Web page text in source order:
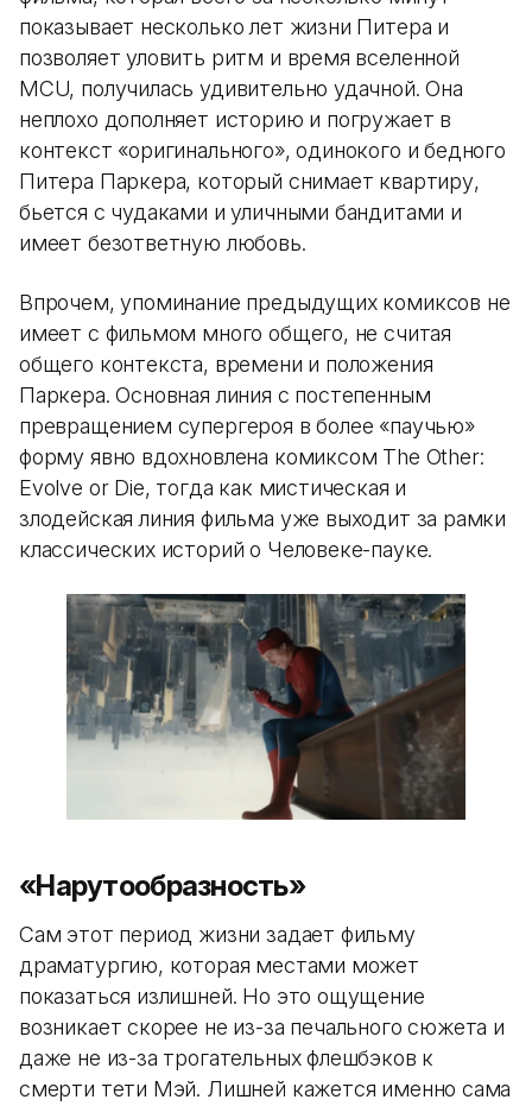
показывает несколько лет жизни Питера и
позволяет уловить ритм и время вселенной
MCU, получилась удивительно удачной. Она
неплохо дополняет историю и погружает в
контекст «оригинального», одинокого и бедного
Питера Паркера, который снимает квартиру,
бьется с чудаками и уличными бандитами и
имеет безответную любовь.
Впрочем, упоминание предыдущих комиксов не
имеет с фильмом много общего, не считая
общего контекста, времени и положения
Паркера. Основная линия с постепенным
превращением супергероя в более «паучью»
форму явно вдохновлена комиксом The Other:
Evolve or Die, тогда как мистическая и
злодейская линия фильма уже выходит за рамки
классических историй о Человеке-пауке.
«Нарутообразность»
Сам этот период жизни задает фильму
драматургию, которая местами может
показаться излишней. Но это ощущение
возникает скорее не из-за печального сюжета и
даже не из-за трогательных флешбэков к
смерти тети Мэй. Лишней кажется именно сама